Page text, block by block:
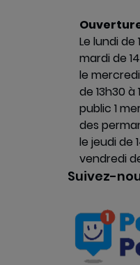
Le lundi de
mardi de
le
de 13h30
public 1
des
le jeudi de
vendredi
Suivez-